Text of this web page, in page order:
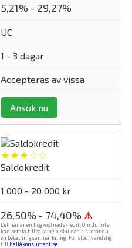
5,21% - 29,27%
UC
1 - 3 dagar
Accepteras av vissa
Ansök nu
★★★☆☆
Saldokredit
1 000 - 20 000 kr
26,50% - 74,40% ⚠
Det här är en högkostnadskredit. Om du inte
kan betala tillbaka hela skulden riskerar du
en betalningsanmärkning. För stöd, vänd dig
till hallåkonsument.se